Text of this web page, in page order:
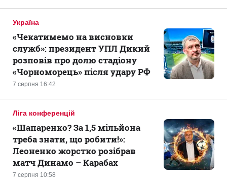
Україна
7 серпня 16:42
«Чекатимемо на висновки
служб»: президент УПЛ Дикий
розповів про долю стадіону
«Чорноморець» після удару РФ
Ліга конференцій
7 серпня 10:58
«Шапаренко? За 1,5 мільйона
треба знати, що робити!»:
Леоненко жорстко розібрав
матч Динамо – Карабах